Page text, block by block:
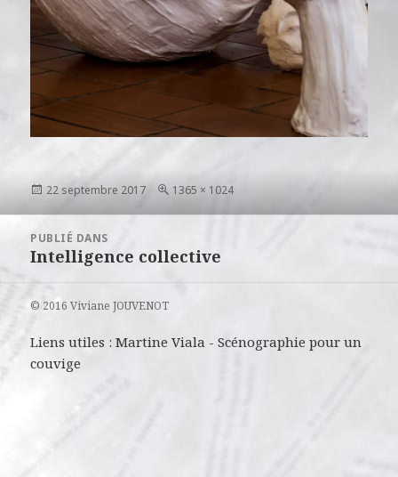
Publié
22 septembre 2017
Taille
1365 × 1024
l’article
PUBLIÉ DANS
Intelligence collective
© 2016 Viviane JOUVENOT
Liens utiles :Martine Viala -Scénographie pour un
couvige